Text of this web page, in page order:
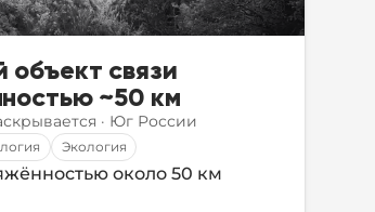
объект связи
~50 км
· Юг России
Экология
около 50 км